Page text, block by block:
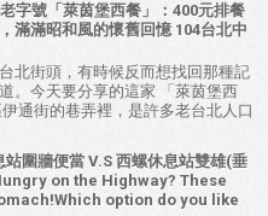
字號「萊茵堡西餐」：400元排餐
滿滿昭和風的懷舊回憶 104台北中
北街頭，有時候反而想找回那種記
。今天要分享的這家 「萊茵堡西
通街的巷弄裡，是許多老台北人口
圍牆便當 V.S 西螺休息站雙雄(垂
on the Highway? These
option do you like